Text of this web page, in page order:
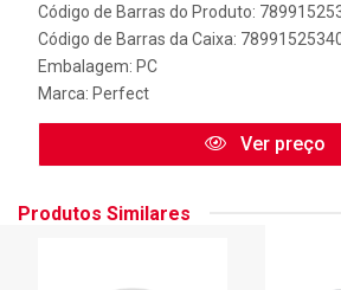
Código de Barras do Produto:
Código de Barras da Caixa:
Embalagem: PC
Marca: Perfect
Ver preço
Produtos Similares